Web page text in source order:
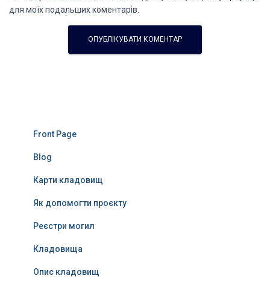
для моїх подальших коментарів.
Front Page
Blog
Карти кладовищ
Як допомогти проєкту
Реєстри могил
Кладовища
Опис кладовищ